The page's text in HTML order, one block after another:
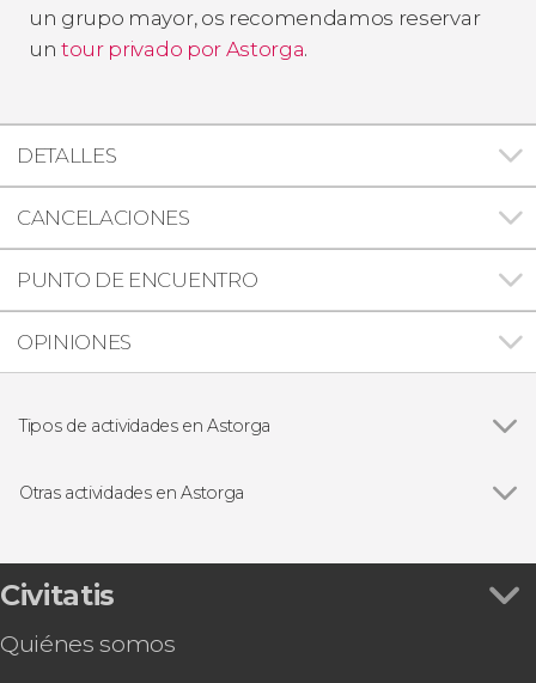
un grupo mayor, os recomendamos reservar
untour privado por Astorga.
DETALLES
CANCELACIONES
PUNTO DE ENCUENTRO
OPINIONES
Tipos de actividades en Astorga
Otras actividades en Astorga
Visita guiada por la catedral de Astorga
Free tour de los misterios y leyendas de Astorga
Civitatis
Quiénes somos